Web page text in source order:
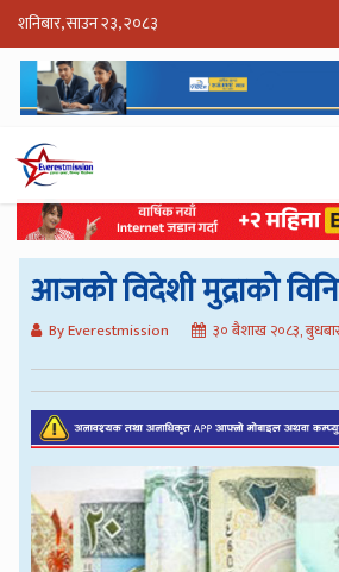
शनिबार, साउन २३, २०८३
आजको विदेशी मुद्राको
By Everestmission ३० बैशाख २०८३,